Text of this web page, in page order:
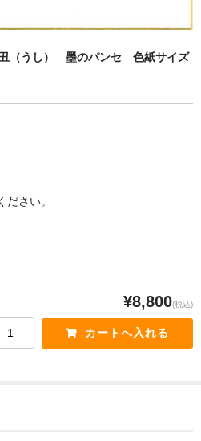
（うし） 墨のパンセ 色紙サイズ
さい。
¥8,800(税込)